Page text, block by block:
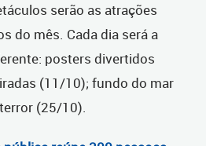
serão as atrações
do mês. Cada dia será a
posters divertidos
(11/10); fundo do mar
(25/10).